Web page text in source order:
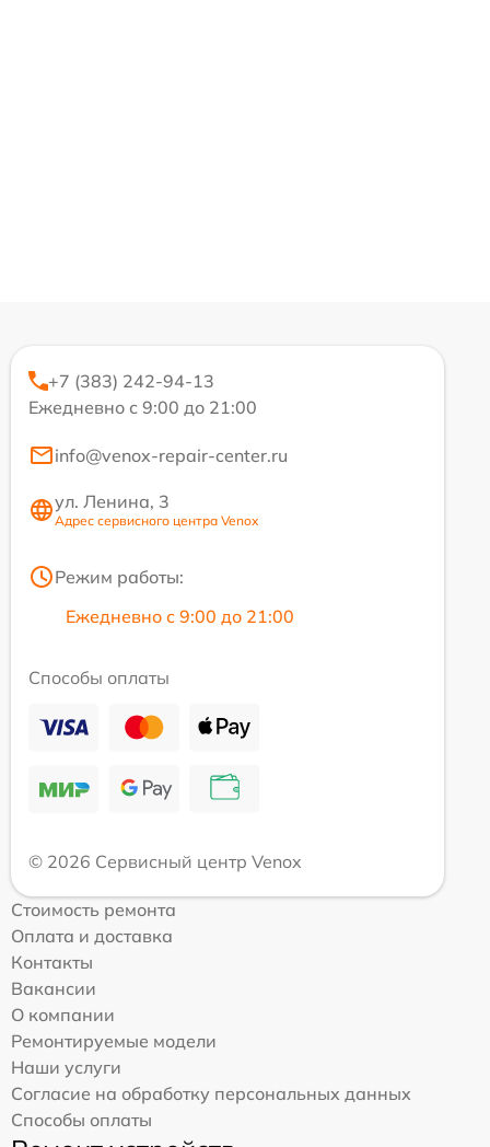
+7 (383) 242-94-13
Ежедневно с 9:00 до 21:00
info@venox-repair-center.ru
ул. Ленина, 3
Адрес сервисного центра Venox
Режим работы:
Ежедневно с 9:00 до 21:00
Способы оплаты
© 2026 Сервисный центр Venox
Стоимость ремонта
Оплата и доставка
Контакты
Вакансии
О компании
Ремонтируемые модели
Наши услуги
Согласие на обработку персональных данных
Способы оплаты